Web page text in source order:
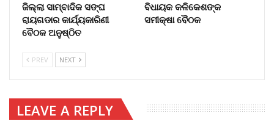
ଜିଲ୍ଲା ସାମ୍ବାଦିକ ସଙ୍ଘ
ରାୟଗଡାର କାର୍ଯ୍ୟକାରିଣୀ
ବୈଠକ ଅନୁଷ୍ଠିତ
ବିଧାୟକ କଳିକେଶଙ୍କ
ସମୀକ୍ଷା ବୈଠକ
PREV NEXT
LEAVE A REPLY